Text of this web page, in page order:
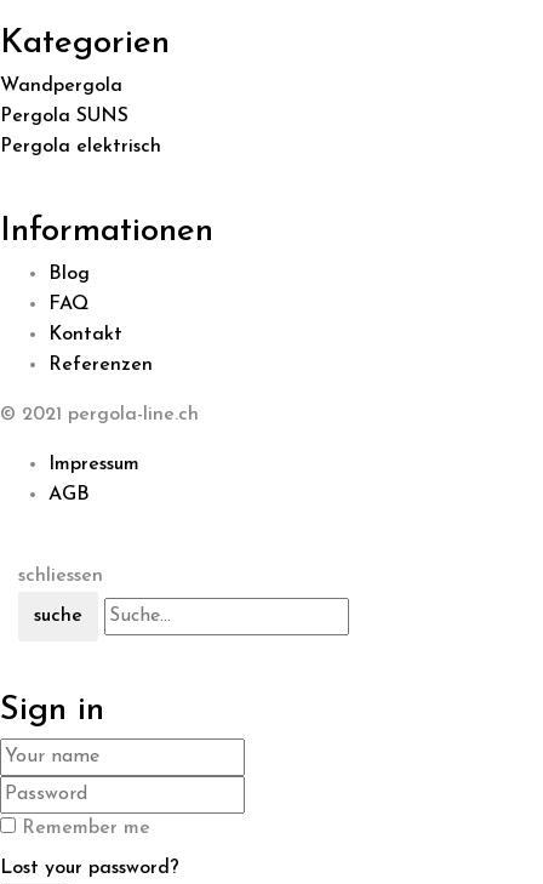
Kategorien
Wandpergola
Pergola SUNS
Pergola elektrisch
Informationen
Blog
FAQ
Kontakt
Referenzen
© 2021 pergola-line.ch
Impressum
AGB
schliessen
suche
Sign in
Remember me
Lost your password?